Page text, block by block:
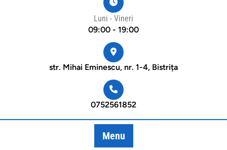
Luni - Vineri
09:00 - 19:00
str. Mihai Eminescu, nr. 1-4, Bistrița
0752561852
Menu